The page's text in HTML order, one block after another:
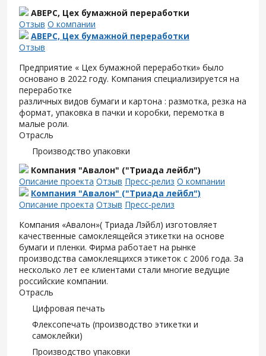
АВЕРС, Цех бумажной переработки
Отзыв О компании
АВЕРС, Цех бумажной переработки
Отзыв
Предприятие « Цех бумажной переработки» было
основано в 2022 году. Компания специализируется на
переработке
различных видов бумаги и картона : размотка, резка на
формат, упаковка в пачки и коробки, перемотка в
малые роли.
Отрасль
Производство упаковки
Компания "Авалон" ("Триада лейбл")
Описание проекта Отзыв Пресс-релиз О компании
Компания "Авалон" ("Триада лейбл")
Описание проекта Отзыв Пресс-релиз
Компания «Авалон»( Триада Лэйбл) изготовляет
качественные самоклеящейся этикетки на основе
бумаги и пленки. Фирма работает на рынке
производства самоклеящихся этикеток с 2006 года. За
несколько лет ее клиентами стали многие ведущие
российские компании.
Отрасль
Цифровая печать
Флексопечать (производство этикетки и
самоклейки)
Производство упаковки